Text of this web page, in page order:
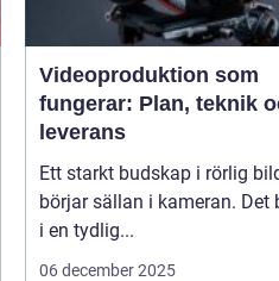
Videoproduktion som
fungerar: Plan, teknik
leverans
Ett starkt budskap i rörlig
börjar sällan i kameran. Det
i en tydlig...
06 december 2025